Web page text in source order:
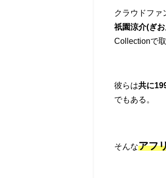
クラウドファ
祇園涼介(ぎお
Collectionで
彼らは共に
でもある。
そんなアフ